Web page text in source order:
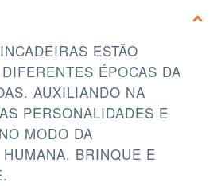
ESTÃO
ÉPOCAS DA
AUXILIANDO NA
PERSONALIDADES E
MODO DA
BRINQUE E